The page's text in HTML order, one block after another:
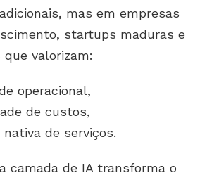
mas em empresas
startups maduras e
valorizam:
operacional,
de custos,
nativa de serviços.
camada de IA transforma o